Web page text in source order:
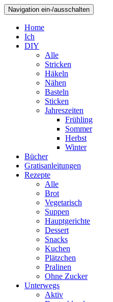
Navigation ein-/ausschalten
Home
Ich
DIY
Alle
Stricken
Häkeln
Nähen
Basteln
Sticken
Jahreszeiten
Frühling
Sommer
Herbst
Winter
Bücher
Gratisanleitungen
Rezepte
Alle
Brot
Vegetarisch
Suppen
Hauptgerichte
Dessert
Snacks
Kuchen
Plätzchen
Pralinen
Ohne Zucker
Unterwegs
Aktiv